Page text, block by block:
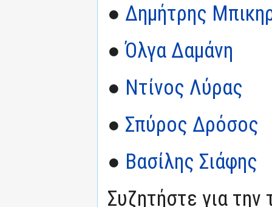
● Δημήτρης
●Όλγα Δαμάνη
● Ντίνος Λύρας
● Σπύρος Δρόσος
● Βασίλης Σιάφης
Συζητήστε για την